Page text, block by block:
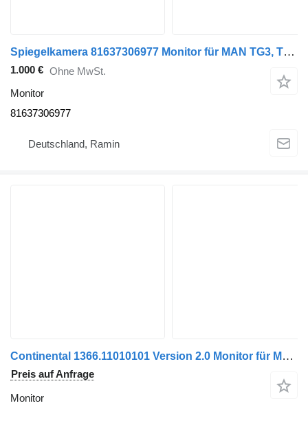
Spiegelkamera 81637306977 Monitor für MAN TG3, TGS Sattelzugmaschine
1.000 € Ohne MwSt.
Monitor
81637306977
Deutschland, Ramin
Continental 1366.11010101 Version 2.0 Monitor für MAN Lions City Bus
Preis auf Anfrage
Monitor